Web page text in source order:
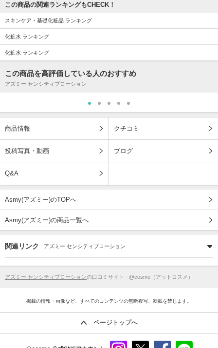
この商品の関連ランキングもCHECK！
スキンケア・基礎化粧品 ランキング
化粧水 ランキング
化粧水 ランキング
この商品を高評価している人のおすすめ
アズミー センシティブローション
商品情報 クチコミ
投稿写真・動画 ブログ
Q&A
Asmy(アズミー)のTOPへ
Asmy(アズミー)の商品一覧へ
関連リンク アズミー センシティブローション
アズミー センシティブローションの口コミサイト - @cosme（アットコスメ）
掲載の情報・画像など、すべてのコンテンツの無断複写、転載を禁じます。
ページトップへ